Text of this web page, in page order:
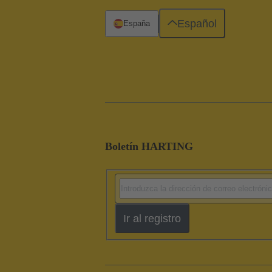
Boletín HARTING
Ir al registro
España Español